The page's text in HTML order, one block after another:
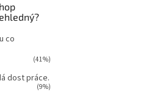
co
(41%)
dost práce.
(9%)